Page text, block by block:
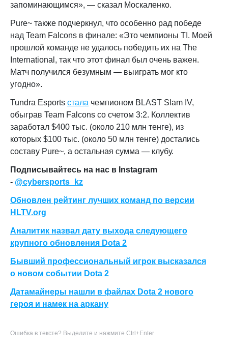
запоминающимся», — сказал Москаленко.
Pure~ также подчеркнул, что особенно рад победе
над Team Falcons в финале: «Это чемпионы TI. Моей
прошлой команде не удалось победить их на The
International, так что этот финал был очень важен.
Матч получился безумным — выиграть мог кто
угодно».
Tundra Esports стала чемпионом BLAST Slam IV,
обыграв Team Falcons со счетом 3:2. Коллектив
заработал $400 тыс. (около 210 млн тенге), из
которых $100 тыс. (около 50 млн тенге) достались
составу Pure~, а остальная сумма — клубу.
Подписывайтесь на нас в Instagram
- @cybersports_kz
Обновлен рейтинг лучших команд по версии
HLTV.org
Аналитик назвал дату выхода следующего
крупного обновления Dota 2
Бывший профессиональный игрок высказался
о новом событии Dota 2
Датамайнеры нашли в файлах Dota 2 нового
героя и намек на аркану
Ошибка в тексте? Выделите и нажмите Ctrl+Enter